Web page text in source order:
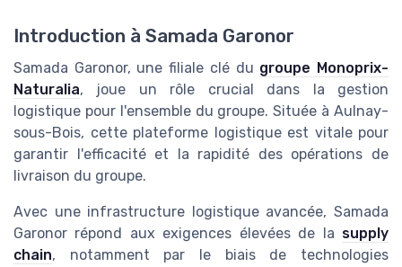
Introduction à Samada Garonor
Samada Garonor, une filiale clé du groupe Monoprix-
Naturalia, joue un rôle crucial dans la gestion
logistique pour l'ensemble du groupe. Située à Aulnay-
sous-Bois, cette plateforme logistique est vitale pour
garantir l'efficacité et la rapidité des opérations de
livraison du groupe.
Avec une infrastructure logistique avancée, Samada
Garonor répond aux exigences élevées de la supply
chain, notamment par le biais de technologies